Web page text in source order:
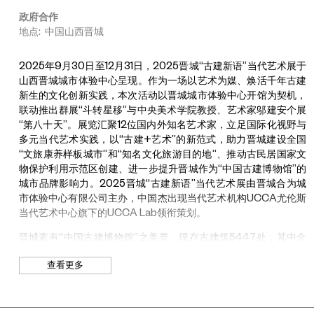
政府合作
地点: 中国山西晋城
2025年9月30日至12月31日，2025晋城“古建新语”当代艺术展于
山西晋城城市体验中心呈现。作为一场以艺术为媒、焕活千年古建
新生的文化创新实践，本次活动以晋城城市体验中心开馆为契机，
联动推出群展“斗转星移”与中央美术学院教授、艺术家邬建安个展
“第八十天”。展览汇聚12位国内外知名艺术家，立足国际化视野与
多元当代艺术实践，以“古建+艺术”的新范式，助力晋城建设全国
“文旅康养样板城市”和“知名文化旅游目的地”、推动古民居国家文
物保护利用示范区创建、进一步提升晋城作为“中国古建博物馆”的
城市品牌影响力。2025晋城“古建新语”当代艺术展由晋城合为城
市体验中心有限公司主办，中国杰出现当代艺术机构UCCA尤伦斯
当代艺术中心旗下的UCCA Lab领衔策划。
晋城素有“中国古建博物馆”之美誉，现存古建筑5447处，其中全
更占全国总数的三分之一。这些璀璨的历史瑰宝共同构筑了这座城
敬畏，转化为可感知、可触摸的当代体验。通过当代艺术语言的创
查看更多